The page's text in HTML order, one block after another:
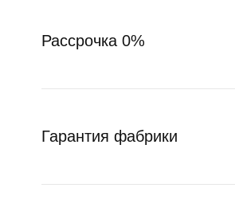
Рассрочка 0%
Гарантия фабрики